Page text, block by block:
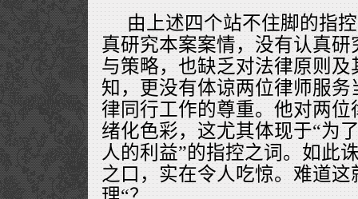
由上述四个站不住脚的指
真研究本案案情，没有认真
与策略，也缺乏对法律原则
知，更没有体谅两位律师服
律同行工作的尊重。他对两
绪化色彩，这尤其体现于“为
人的利益”的指控之词。如此
之口，实在令人吃惊。难道